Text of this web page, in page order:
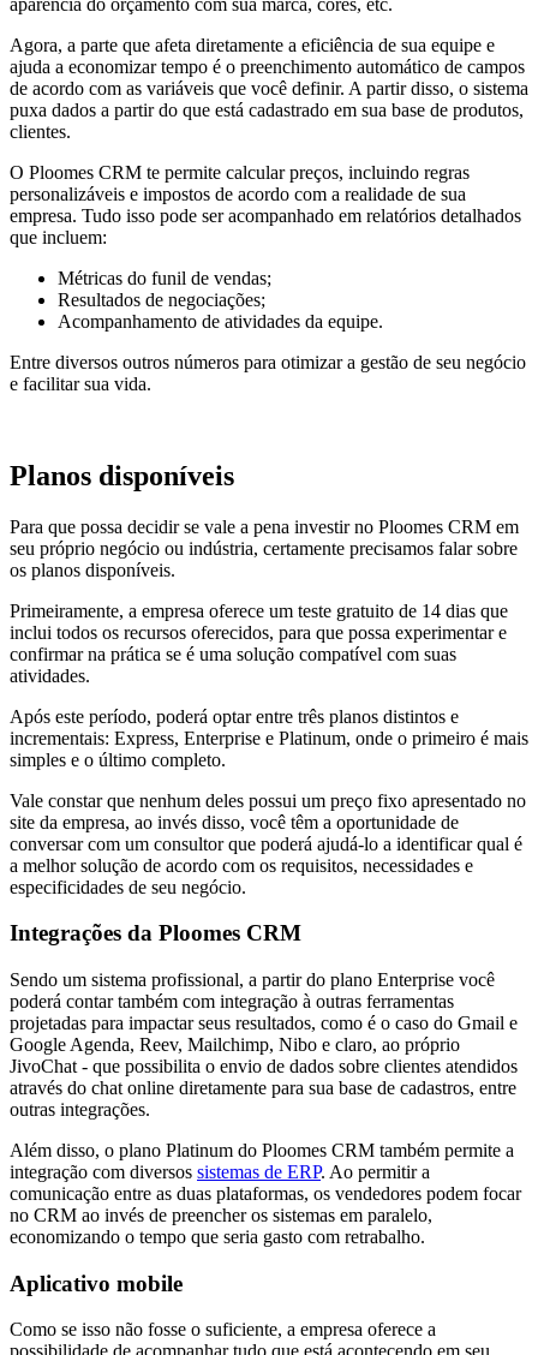
Agora, a parte que afeta diretamente a eficiência de sua equipe e
ajuda a economizar tempo é o preenchimento automático de campos
de acordo com as variáveis que você definir. A partir disso, o sistema
puxa dados a partir do que está cadastrado em sua base de produtos,
clientes.
O Ploomes CRM te permite calcular preços, incluindo regras
personalizáveis e impostos de acordo com a realidade de sua
empresa. Tudo isso pode ser acompanhado em relatórios detalhados
que incluem:
Métricas do funil de vendas;
Resultados de negociações;
Acompanhamento de atividades da equipe.
Entre diversos outros números para otimizar a gestão de seu negócio
e facilitar sua vida.
Planos disponíveis
Para que possa decidir se vale a pena investir no Ploomes CRM em
seu próprio negócio ou indústria, certamente precisamos falar sobre
os planos disponíveis.
Primeiramente, a empresa oferece um teste gratuito de 14 dias que
inclui todos os recursos oferecidos, para que possa experimentar e
confirmar na prática se é uma solução compatível com suas
atividades.
Após este período, poderá optar entre três planos distintos e
incrementais: Express, Enterprise e Platinum, onde o primeiro é mais
simples e o último completo.
Vale constar que nenhum deles possui um preço fixo apresentado no
site da empresa, ao invés disso, você têm a oportunidade de
conversar com um consultor que poderá ajudá-lo a identificar qual é
a melhor solução de acordo com os requisitos, necessidades e
especificidades de seu negócio.
Integrações da Ploomes CRM
Sendo um sistema profissional, a partir do plano Enterprise você
poderá contar também com integração à outras ferramentas
projetadas para impactar seus resultados, como é o caso do Gmail e
Google Agenda, Reev, Mailchimp, Nibo e claro, ao próprio
JivoChat - que possibilita o envio de dados sobre clientes atendidos
através do chat online diretamente para sua base de cadastros, entre
outras integrações.
Além disso, o plano Platinum do Ploomes CRM também permite a
integração com diversos sistemas de ERP. Ao permitir a
comunicação entre as duas plataformas, os vendedores podem focar
no CRM ao invés de preencher os sistemas em paralelo,
economizando o tempo que seria gasto com retrabalho.
Aplicativo mobile
Como se isso não fosse o suficiente, a empresa oferece a